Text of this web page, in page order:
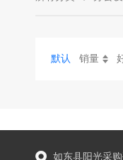
默认 销量
如东县阳光采